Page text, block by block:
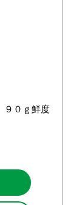
９０ｇ鮮度